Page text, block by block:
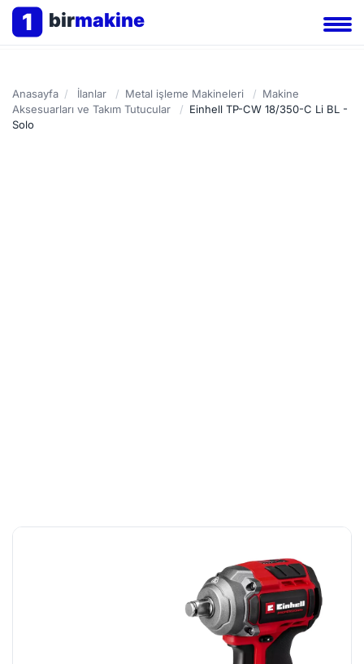
1 birmakine
Anasayfa / İlanlar / Metal işleme Makineleri / Makine
Aksesuarları ve Takım Tutucular
/ Einhell TP-CW 18/350-C Li BL -
Solo